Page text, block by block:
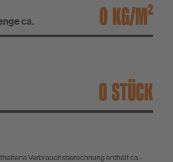
ca. KG/M²
STÜCK
Verbrauchsberechnung enthält ca.-